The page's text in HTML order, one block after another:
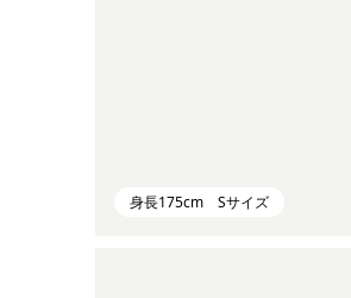
身長175cm Sサイズ